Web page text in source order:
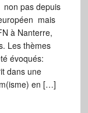
pas depuis
mais
à Nanterre,
Les thèmes
évoqués:
dans une
en […]